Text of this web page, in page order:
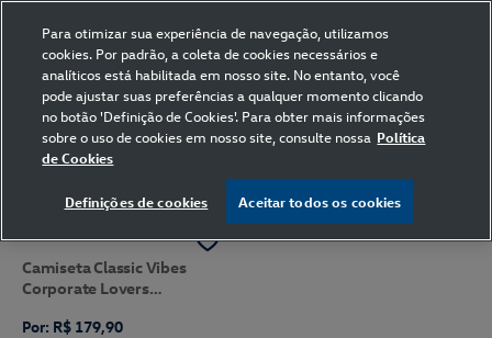
FILTRAR
Camiseta Classic Vibes
Corporate Lovers
Por: R$ 179,90
Para otimizar sua experiência de navegação, utilizamos
cookies. Por padrão, a coleta de cookies necessários e
analíticos está habilitada em nosso site. No entanto, você
pode ajustar suas preferências a qualquer momento clicando
no botão 'Definição de Cookies'. Para obter mais informações
sobre o uso de cookies em nosso site, consulte nossa Política
de Cookies
Definições de cookies Aceitar todos os cookies